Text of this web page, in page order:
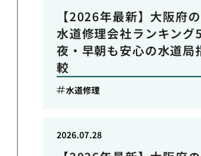
【2026年最新】大阪府
水道修理会社ランキング
夜・早朝も安心の水道局
較
水道修理
2026.07.28